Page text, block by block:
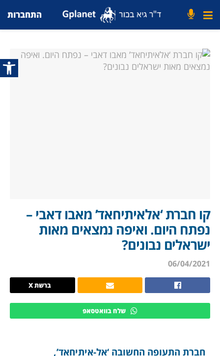
פתח
התחברות
קו חברת ‘אלאיתיחאד’ מאבו דאבי –
נפתח היום. ואיפה נמצאים מאות
ישראלים נבונים?
06/04/2021
ברשת X
שלח בוואטסאפ
חברת התעופה החשובה ‘אל-איתיחאד’,